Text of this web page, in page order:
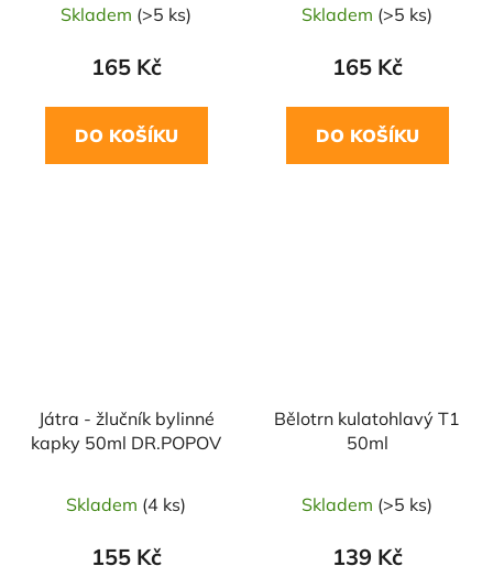
Skladem (>5 ks)
165 Kč
DO KOŠÍKU
Skladem (>5 ks)
165 Kč
DO KOŠÍKU
Játra - žlučník bylinné
kapky 50ml DR.POPOV
Skladem (4 ks)
155 Kč
Bělotrn kulatohlavý T1
50ml
Skladem (>5 ks)
139 Kč